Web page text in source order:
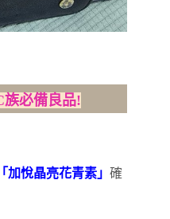
族必備良品!
「加悅晶亮花青素」 確